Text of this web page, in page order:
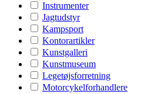
Instrumenter
Jagtudstyr
Kampsport
Kontorartikler
Kunstgalleri
Kunstmuseum
Legetøjsforretning
Motorcykelforhandlere